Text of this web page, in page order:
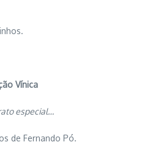
Vínica
especial…
de Fernando Pó.